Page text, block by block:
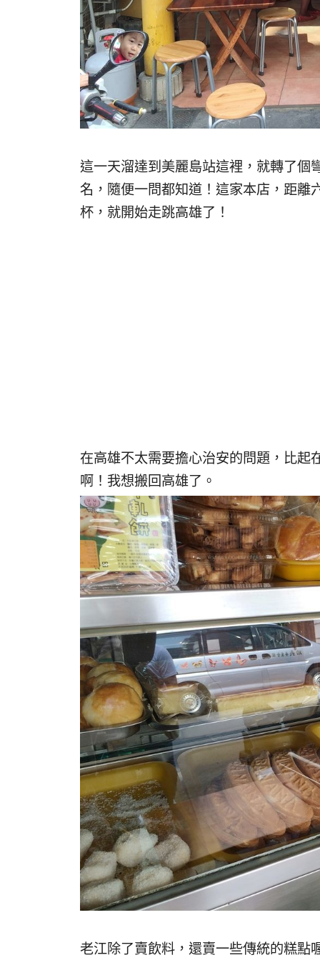
這一天溜達到美麗島站這裡，就轉了個
名，隨便一問都知道！這家本店，距離
杯，就開始走跳高雄了！
在高雄不太需要擔心治安的問題，比起
啊！我想搬回高雄了。
老江除了賣飲料，還賣一些傳統的糕點